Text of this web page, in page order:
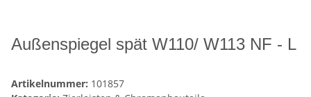
Außenspiegel spät W110/ W113 NF - L
Artikelnummer: 101857